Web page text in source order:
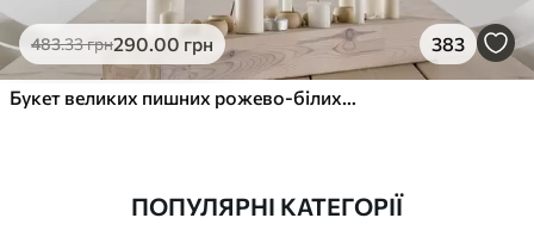
483.33грн290.00 грн 383
Букет великих пишних рожево-білих квітів півонії із зеленим листям на м’якому розмитому фоні
ПОПУЛЯРНІ КАТЕГОРІЇ